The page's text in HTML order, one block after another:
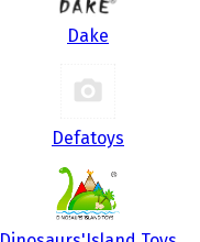
Dake
Defatoys